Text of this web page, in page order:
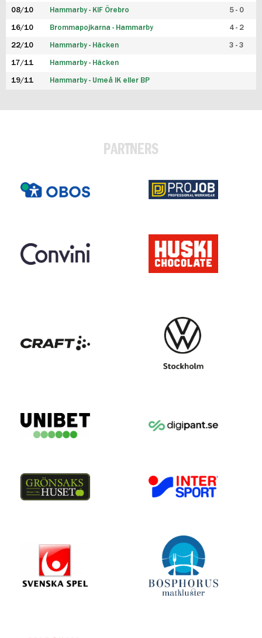
08/10 Hammarby - KIF Örebro 5 - 0
16/10 Brommapojkarna - Hammarby 4 - 2
22/10 Hammarby - Häcken 3 - 3
17/11 Hammarby - Häcken
19/11 Hammarby - Umeå IK eller BP
PARTNERS